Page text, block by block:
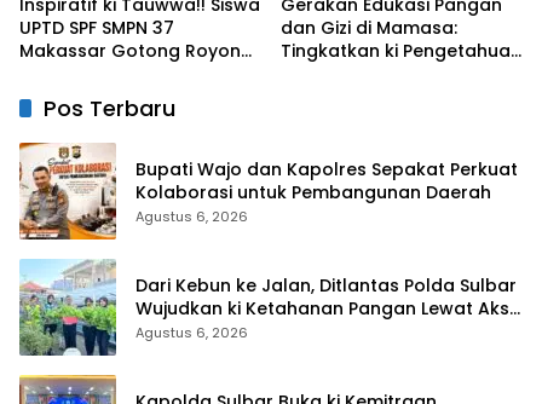
UPTD SPF SMPN 37
Makassar Gotong Royong
dan Gizi di Mamasa:
Tingkatkan ki Pengetahuan
Pos Terbaru
Bupati Wajo dan Kapolres Sepakat Perkuat
Kolaborasi untuk Pembangunan Daerah
Agustus 6, 2026
Dari Kebun ke Jalan, Ditlantas Polda Sulbar
Wujudkan ki Ketahanan Pangan Lewat Aksi
Berbagi untuk Masyarakat
Agustus 6, 2026